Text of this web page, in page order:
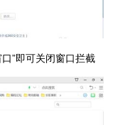
”即可关闭窗口拦截